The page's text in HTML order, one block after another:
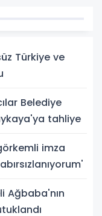
Türkiye ve
Belediye
tahliye
imza
Ağbaba'nın